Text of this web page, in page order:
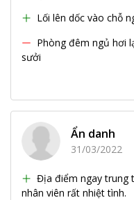
Lối lên dốc vào chỗ
Phòng đêm ngủ hơi
sưởi
Ẩn danh
31/03/2022
Địa điểm ngay trung
nhân viên rất nhiệt tình.